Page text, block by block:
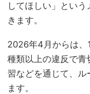
してほしい」とい
きます。
2026年4月からは、
種類以上の違反で
習などを通じて、ル
ます。